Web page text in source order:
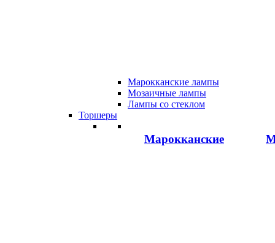
Марокканские лампы
Мозаичные лампы
Лампы со стеклом
Торшеры
Марокканские